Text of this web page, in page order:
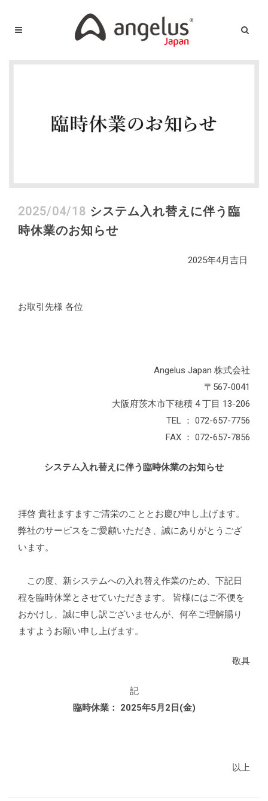
2025/04/18 システム入れ替えに伴う臨
時休業のお知らせ
2025年4月吉日
お取引先様 各位
Angelus Japan 株式会社
〒567-0041
大阪府茨木市下穂積 4 丁目 13-206
TEL ： 072-657-7756
FAX ： 072-657-7856
システム入れ替えに伴う臨時休業のお知らせ
拝啓 貴社ますますご清栄のこととお慶び申し上げます。
弊社のサービスをご愛顧いただき、誠にありがとうござ
います。
この度、新システムへの入れ替え作業のため、下記日
程を臨時休業とさせていただきます。 皆様にはご不便を
おかけし、誠に申し訳ございませんが、何卒ご理解賜り
ますようお願い申し上げます。
敬具
記
臨時休業： 2025年5月2日(金)
以上